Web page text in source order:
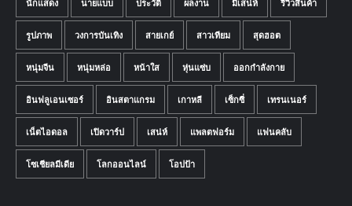
นักแสดง นายแบบ ประวัติ ผลงาน มีเสน่ห์ รีวิวสินค้า
รูปภาพ วงการบันเทิง สายเกย์ สาวเทียม สุดฮอต
หนุ่มจีน หนุ่มหล่อ หน้าใส หุ่นแซ่บ ออกกำลังกาย
อินฟลูเอนเซอร์ อินสตาแกรม เกาหลี เซ็กซี่ เทรนเนอร์
เน็ตไอดอล เปิดวาร์ป เสน่ห์ แพลตฟอร์ม แฟนคลับ
โซเชียลมีเดีย โลกออนไลน์ โอปป้า